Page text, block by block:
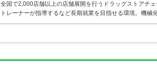
全国で2,000店舗以上の店舗展開を行うドラッグストアチ
トレーナーが指導するなど長期就業を目指せる環境。機